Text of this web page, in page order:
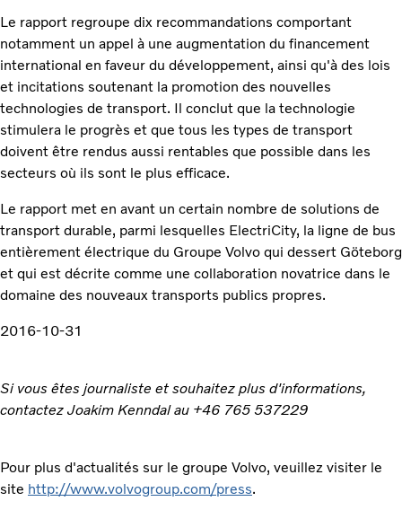
Le rapport regroupe dix recommandations comportant
notamment un appel à une augmentation du financement
international en faveur du développement, ainsi qu'à des lois
et incitations soutenant la promotion des nouvelles
technologies de transport. Il conclut que la technologie
stimulera le progrès et que tous les types de transport
doivent être rendus aussi rentables que possible dans les
secteurs où ils sont le plus efficace.
Le rapport met en avant un certain nombre de solutions de
transport durable, parmi lesquelles ElectriCity, la ligne de bus
entièrement électrique du Groupe Volvo qui dessert Göteborg
et qui est décrite comme une collaboration novatrice dans le
domaine des nouveaux transports publics propres.
2016-10-31
Si vous êtes journaliste et souhaitez plus d'informations,
contactez Joakim Kenndal au +46 765 537229
Pour plus d'actualités sur le groupe Volvo, veuillez visiter le
site http://www.volvogroup.com/press.